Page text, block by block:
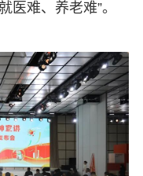
医难、养老难”。